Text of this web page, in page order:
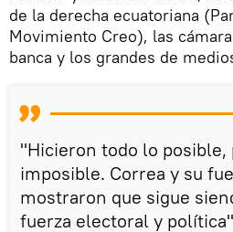
de la derecha ecuatoriana
Movimiento Creo), las
banca y los grandes de
"Hicieron todo lo
imposible. Correa y su
mostraron que sigue
fuerza electoral y